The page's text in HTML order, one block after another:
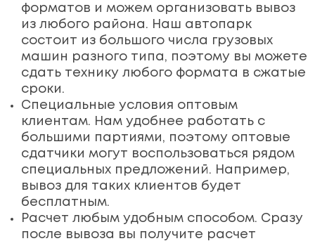
форматов и можем организовать вывоз
из любого района. Наш автопарк
состоит из большого числа грузовых
машин разного типа, поэтому вы можете
сдать технику любого формата в сжатые
сроки.
Специальные условия оптовым
клиентам. Нам удобнее работать с
большими партиями, поэтому оптовые
сдатчики могут воспользоваться рядом
специальных предложений. Например,
вывоз для таких клиентов будет
бесплатным.
Расчет любым удобным способом. Сразу
после вывоза вы получите расчет